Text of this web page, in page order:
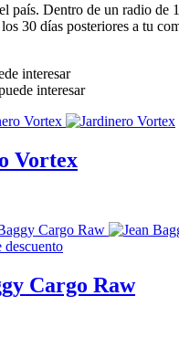
país. Dentro de un radio de
30 días posteriores a tu
interesar
Vortex
Cargo Raw